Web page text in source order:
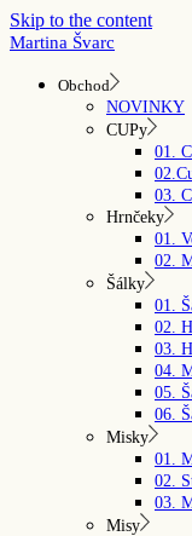
Skip to the content
Martina Švarc
Obchod
NOVINKY
CUPy
01.
03.
Hrnčeky
01.
02.
Šálky
01.
02.
03.
04.
05.
06.
Misky
01.
02.
03.
Misy